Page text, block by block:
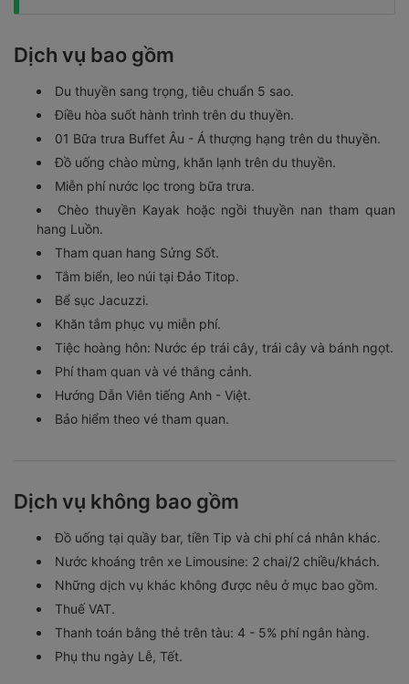
Dịch vụ bao gồm
Du thuyền sang trọng, tiêu chuẩn 5 sao.
Điều hòa suốt hành trình trên du thuyền.
01 Bữa trưa Buffet Âu - Á thượng hạng trên du thuyền.
Đồ uống chào mừng, khăn lạnh trên du thuyền.
Miễn phí nước lọc trong bữa trưa.
Chèo thuyền Kayak hoặc ngồi thuyền nan tham quan
hang Luồn.
Tham quan hang Sửng Sốt.
Tắm biển, leo núi tại Đảo Titop.
Bể sục Jacuzzi.
Khăn tắm phục vụ miễn phí.
Tiệc hoàng hôn: Nước ép trái cây, trái cây và bánh ngọt.
Phí tham quan và vé thắng cảnh.
Hướng Dẫn Viên tiếng Anh - Việt.
Bảo hiểm theo vé tham quan.
Dịch vụ không bao gồm
Đồ uống tại quầy bar, tiền Tip và chi phí cá nhân khác.
Nước khoáng trên xe Limousine: 2 chai/2 chiều/khách.
Những dịch vụ khác không được nêu ở mục bao gồm.
Thuế VAT.
Thanh toán bằng thẻ trên tàu: 4 - 5% phí ngân hàng.
Phụ thu ngày Lễ, Tết.